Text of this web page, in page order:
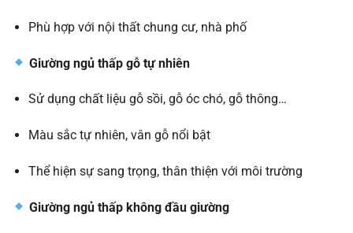
Phù hợp với nội thất chung cư, nhà phố
Giường ngủ thấp gỗ tự nhiên
Sử dụng chất liệu gỗ sồi, gỗ óc chó, gỗ thông…
Màu sắc tự nhiên, vân gỗ nổi bật
Thể hiện sự sang trọng, thân thiện với môi trường
Giường ngủ thấp không đầu giường